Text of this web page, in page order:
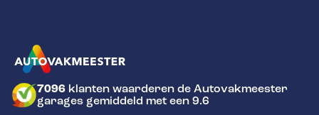
GA NAAR DE HOMEPAGINA
7096 klanten waarderen de Autovakmeester
garages gemiddeld met een 9.6